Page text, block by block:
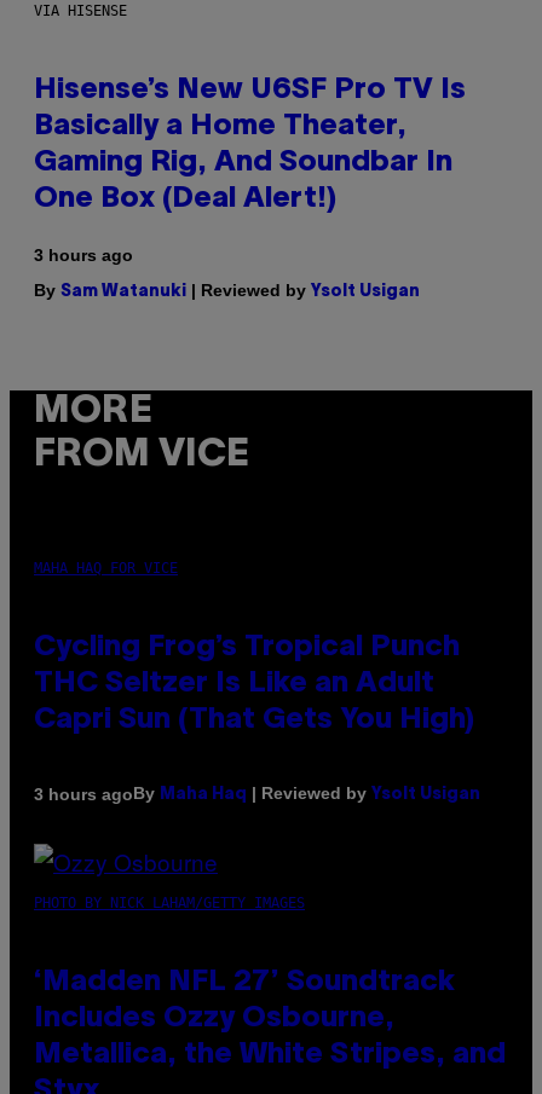
VIA HISENSE
Hisense’s New U6SF Pro TV Is
Basically a Home Theater,
Gaming Rig, And Soundbar In
One Box (Deal Alert!)
3 hours ago
By Sam Watanuki | Reviewed by Ysolt Usigan
MORE
FROM VICE
MAHA HAQ FOR VICE
Cycling Frog’s Tropical Punch
THC Seltzer Is Like an Adult
Capri Sun (That Gets You High)
3 hours agoBy Maha Haq | Reviewed by Ysolt Usigan
PHOTO BY NICK LAHAM/GETTY IMAGES
‘Madden NFL 27’ Soundtrack
Includes Ozzy Osbourne,
Metallica, the White Stripes, and